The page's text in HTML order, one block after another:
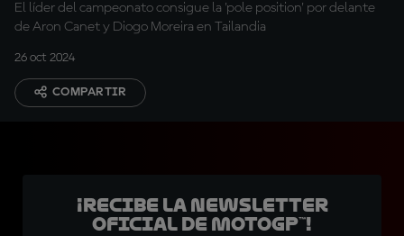
El líder del campeonato consigue la 'pole position' por delante
de Aron Canet y Diogo Moreira en Tailandia
26 oct 2024
COMPARTIR
¡Recibe la Newsletter
oficial de MotoGP™!